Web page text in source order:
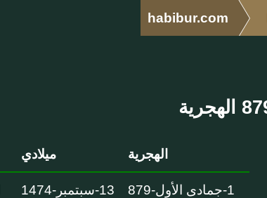
habibur.com
الهجرية ميلادي
1-جمادى الأول-879 13-سبتمبر-1474